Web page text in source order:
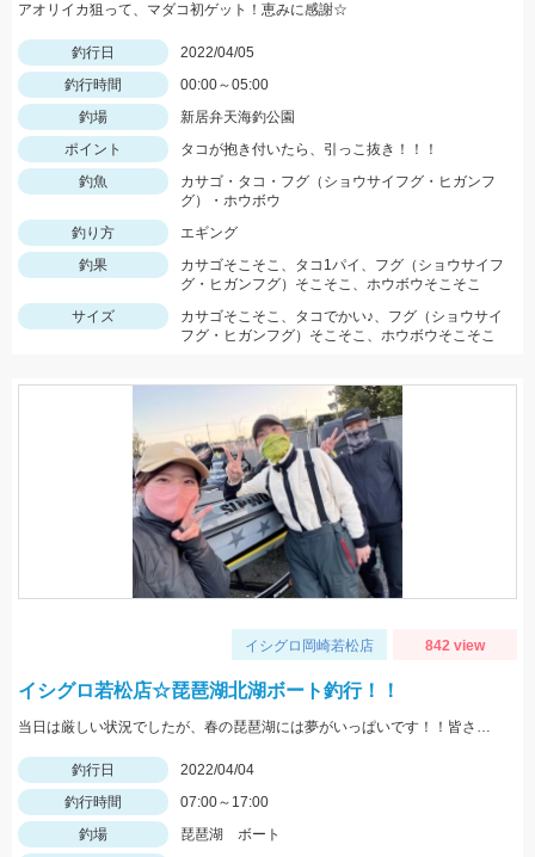
アオリイカ狙って、マダコ初ゲット！恵みに感謝☆
釣行日
2022/04/05
釣行時間
00:00～05:00
釣場
新居弁天海釣公園
ポイント
タコが抱き付いたら、引っこ抜き！！！
釣魚
カサゴ・タコ・フグ（ショウサイフグ・ヒガンフ
グ）・ホウボウ
釣り方
エギング
釣果
カサゴそこそこ、タコ1パイ、フグ（ショウサイフ
グ・ヒガンフグ）そこそこ、ホウボウそこそこ
サイズ
カサゴそこそこ、タコでかい♪、フグ（ショウサイ
フグ・ヒガンフグ）そこそこ、ホウボウそこそこ
イシグロ岡崎若松店 842 view
イシグロ若松店☆琵琶湖北湖ボート釣行！！
当日は厳しい状況でしたが、春の琵琶湖には夢がいっぱいです！！皆さんもぜひ行ってみてはいかがですか♪
釣行日
2022/04/04
釣行時間
07:00～17:00
釣場
琵琶湖 ボート